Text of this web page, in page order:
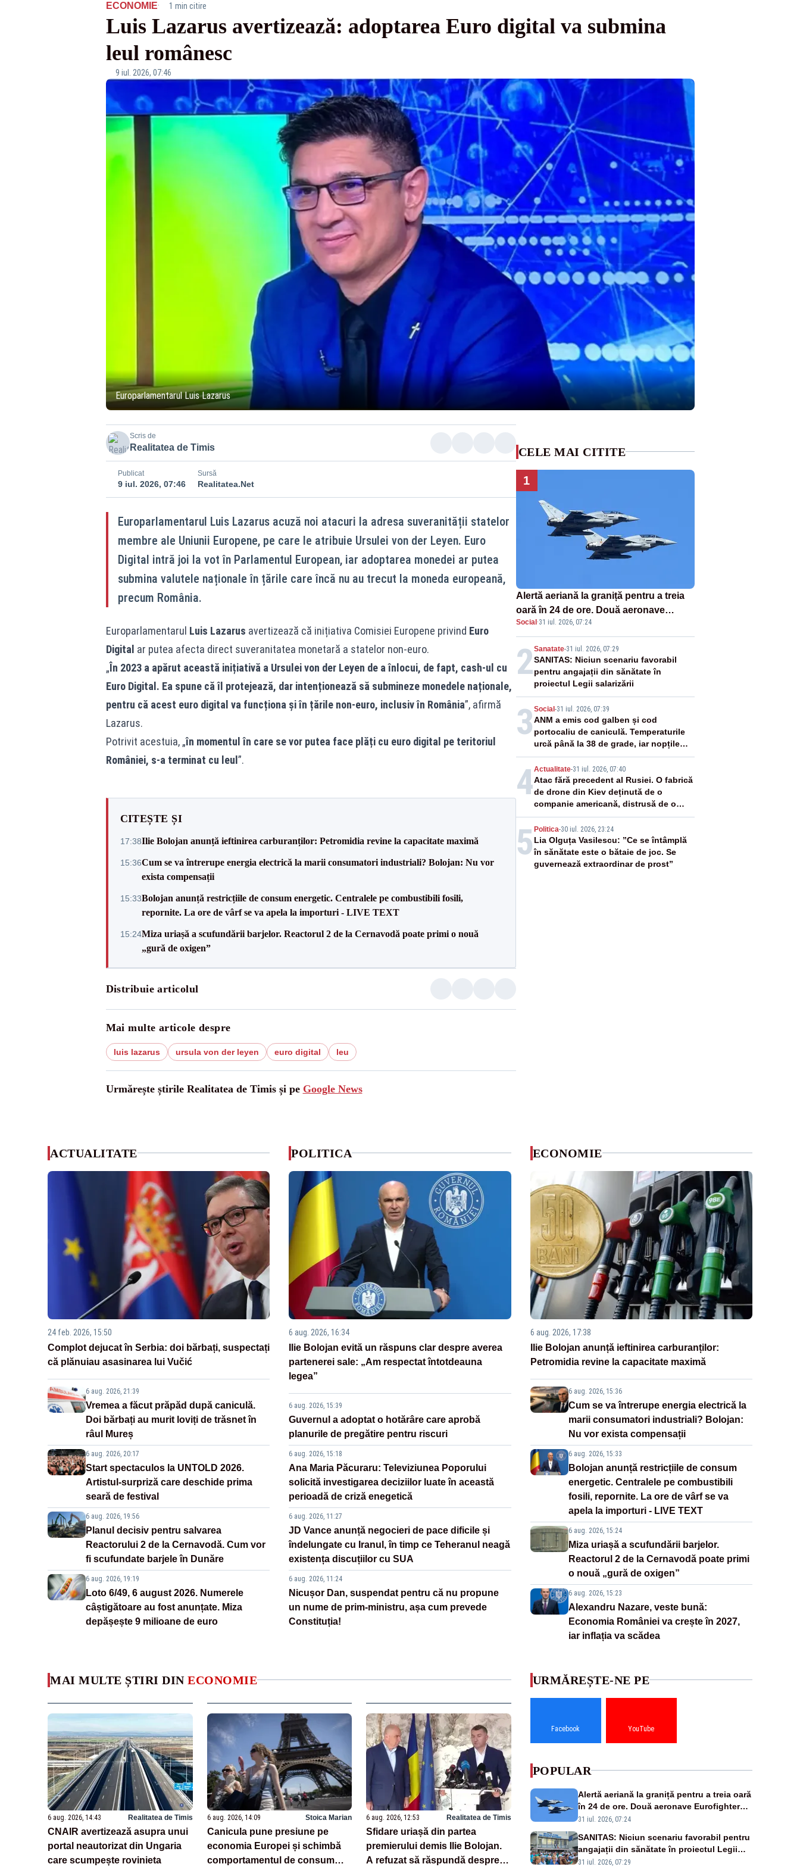
ECONOMIE· 1 min citire
Luis Lazarus avertizează: adoptarea Euro digital va submina
leul românesc
9 iul. 2026, 07:46
Europarlamentarul Luis Lazarus
Scris de
Realitatea de Timis
Publicat
9 iul. 2026, 07:46
Sursă
Realitatea.Net
Europarlamentarul Luis Lazarus acuză noi atacuri la adresa suveranității statelor
membre ale Uniunii Europene, pe care le atribuie Ursulei von der Leyen. Euro
Digital intră joi la vot în Parlamentul European, iar adoptarea monedei ar putea
submina valutele naționale în țările care încă nu au trecut la moneda europeană,
precum România.
Europarlamentarul Luis Lazarus avertizează că inițiativa Comisiei Europene privind Euro
Digital ar putea afecta direct suveranitatea monetară a statelor non-euro.
„În 2023 a apărut această inițiativă a Ursulei von der Leyen de a înlocui, de fapt, cash-ul cu
Euro Digital. Ea spune că îl protejează, dar intenționează să submineze monedele naționale,
pentru că acest euro digital va funcționa și în țările non-euro, inclusiv în România”, afirmă
Lazarus.
Potrivit acestuia, „în momentul în care se vor putea face plăți cu euro digital pe teritoriul
României, s-a terminat cu leul”.
CITEȘTE ȘI
17:38Ilie Bolojan anunță ieftinirea carburanților: Petromidia revine la capacitate maximă
15:36Cum se va întrerupe energia electrică la marii consumatori industriali? Bolojan: Nu vor
exista compensații
15:33Bolojan anunță restricțiile de consum energetic. Centralele pe combustibili fosili,
repornite. La ore de vârf se va apela la importuri - LIVE TEXT
15:24Miza uriașă a scufundării barjelor. Reactorul 2 de la Cernavodă poate primi o nouă
„gură de oxigen”
Distribuie articolul
Mai multe articole despre
luis lazarus ursula von der leyen euro digital leu
Urmărește știrile Realitatea de Timis și pe Google News
CELE MAI CITITE
1
Alertă aeriană la graniță pentru a treia
oară în 24 de ore. Două aeronave
Eurofighter britanice au fost ridicate de
la sol
Social·31 iul. 2026, 07:24
2Sanatate-31 iul. 2026, 07:29
SANITAS: Niciun scenariu favorabil
pentru angajații din sănătate în
proiectul Legii salarizării
3 Social-31 iul. 2026, 07:39
ANM a emis cod galben și cod
portocaliu de caniculă. Temperaturile
urcă până la 38 de grade, iar nopțile
devin tropicale
4Actualitate-31 iul. 2026, 07:40
Atac fără precedent al Rusiei. O fabrică
de drone din Kiev deținută de o
companie americană, distrusă de o
rachetă rusească
5 Politica-30 iul. 2026, 23:24
Lia Olguța Vasilescu: ”Ce se întâmplă
în sănătate este o bătaie de joc. Se
guvernează extraordinar de prost”
ACTUALITATE
24 feb. 2026, 15:50
Complot dejucat în Serbia: doi bărbați, suspectați
că plănuiau asasinarea lui Vučić
6 aug. 2026, 21:39
Vremea a făcut prăpăd după caniculă.
Doi bărbați au murit loviți de trăsnet în
râul Mureș
6 aug. 2026, 20:17
Start spectaculos la UNTOLD 2026.
Artistul-surpriză care deschide prima
seară de festival
6 aug. 2026, 19:56
Planul decisiv pentru salvarea
Reactorului 2 de la Cernavodă. Cum vor
fi scufundate barjele în Dunăre
6 aug. 2026, 19:19
Loto 6/49, 6 august 2026. Numerele
câștigătoare au fost anunțate. Miza
depășește 9 milioane de euro
POLITICA
6 aug. 2026, 16:34
Ilie Bolojan evită un răspuns clar despre averea
partenerei sale: „Am respectat întotdeauna
legea”
6 aug. 2026, 15:39
Guvernul a adoptat o hotărâre care aprobă
planurile de pregătire pentru riscuri
6 aug. 2026, 15:18
Ana Maria Păcuraru: Televiziunea Poporului
solicită investigarea deciziilor luate în această
perioadă de criză enegetică
6 aug. 2026, 11:27
JD Vance anunță negocieri de pace dificile și
îndelungate cu Iranul, în timp ce Teheranul neagă
existența discuțiilor cu SUA
6 aug. 2026, 11:24
Nicușor Dan, suspendat pentru că nu propune
un nume de prim-ministru, așa cum prevede
Constituția!
ECONOMIE
6 aug. 2026, 17:38
Ilie Bolojan anunță ieftinirea carburanților:
Petromidia revine la capacitate maximă
6 aug. 2026, 15:36
Cum se va întrerupe energia electrică la
marii consumatori industriali? Bolojan:
Nu vor exista compensații
6 aug. 2026, 15:33
Bolojan anunță restricțiile de consum
energetic. Centralele pe combustibili
fosili, repornite. La ore de vârf se va
apela la importuri - LIVE TEXT
6 aug. 2026, 15:24
Miza uriașă a scufundării barjelor.
Reactorul 2 de la Cernavodă poate primi
o nouă „gură de oxigen”
6 aug. 2026, 15:23
Alexandru Nazare, veste bună:
Economia României va crește în 2027,
iar inflația va scădea
MAI MULTE ȘTIRI DIN ECONOMIE
6 aug. 2026, 14:43 Realitatea de Timis
CNAIR avertizează asupra unui
portal neautorizat din Ungaria
care scumpește rovinieta
6 aug. 2026, 14:09 Stoica Marian
Canicula pune presiune pe
economia Europei și schimbă
comportamentul de consum
6 aug. 2026, 12:53 Realitatea de Timis
Sfidare uriașă din partea
premierului demis Ilie Bolojan.
A refuzat să răspundă despre
URMĂREȘTE-NE PE
Facebook YouTube
POPULAR
Alertă aeriană la graniță pentru a treia oară
în 24 de ore. Două aeronave Eurofighter
britanice au fost ridicate de la sol
31 iul. 2026, 07:24
SANITAS: Niciun scenariu favorabil pentru
angajații din sănătate în proiectul Legii
salarizării
31 iul. 2026, 07:29